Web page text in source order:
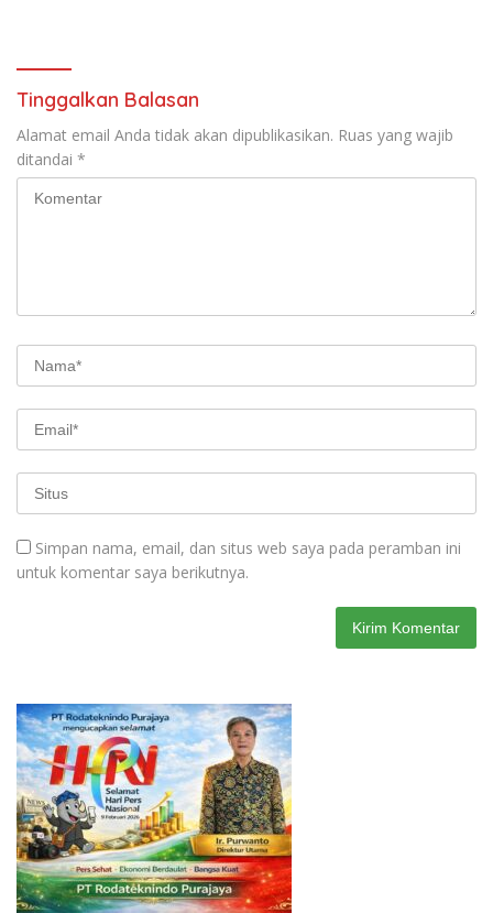
Tinggalkan Balasan
Alamat email Anda tidak akan dipublikasikan. Ruas yang wajib
ditandai *
Simpan nama, email, dan situs web saya pada peramban ini
untuk komentar saya berikutnya.